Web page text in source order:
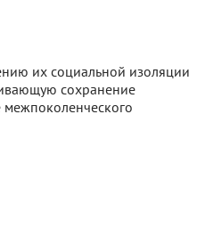
их социальной изоляции
сохранение
межпоколенческого